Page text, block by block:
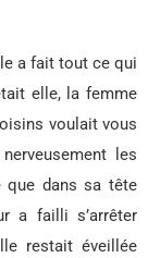
a fait tout ce qui
elle, la femme
voulait vous
les
que dans sa tête
a failli s’arrêter
restait éveillée